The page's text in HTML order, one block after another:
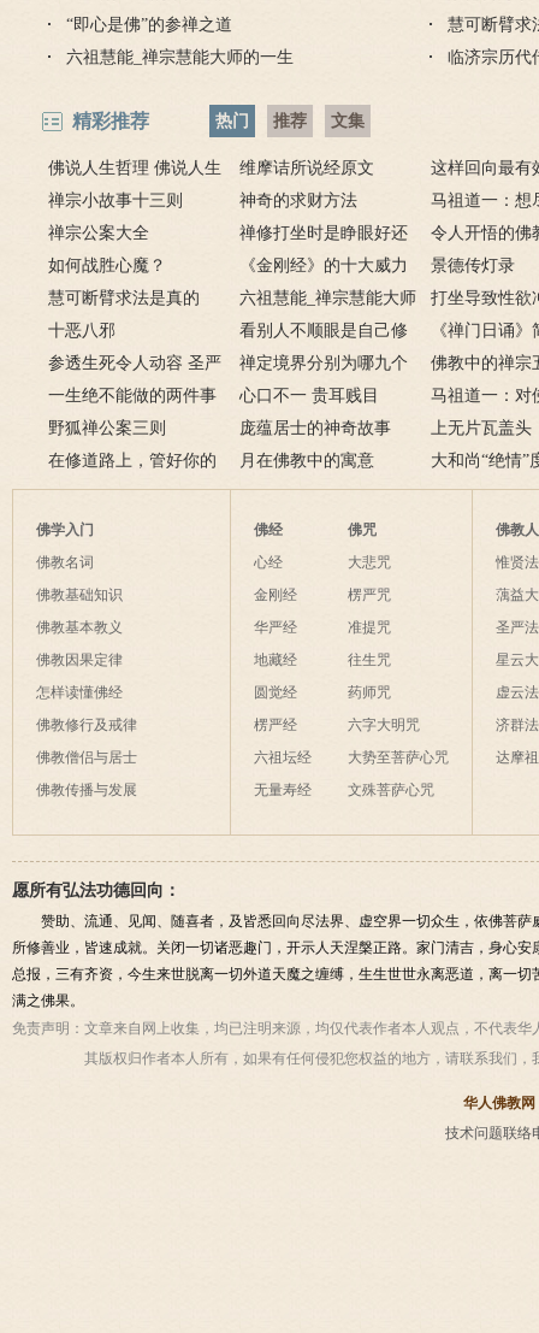
“即心是佛”的参禅之道
慧可断臂求
六祖慧能_禅宗慧能大师的一生
临济宗历代
精彩推荐 热门 推荐 文集
佛说人生哲理 佛说人生
感悟的句子
维摩诘所说经原文
这样回向最有
禅宗小故事十三则
神奇的求财方法
马祖道一：想
弟子开悟
禅宗公案大全
禅修打坐时是睁眼好还
是闭眼好？
令人开悟的佛
百首！
如何战胜心魔？ 《金刚经》的十大威力
景德传灯录
慧可断臂求法是真的
吗？二祖断臂求法的故
事
六祖慧能_禅宗慧能大师
的一生
打坐导致性欲
么办
十恶八邪
看别人不顺眼是自己修
养不够
《禅门日诵》
参透生死令人动容 圣严
法师圆寂前曾拒绝换
肾
禅定境界分别为哪九个
层次呢？
佛教中的禅宗
谁？禅宗五祖
绍
一生绝不能做的两件事 心口不一 贵耳贱目
马祖道一：对
也是菩萨境界
野狐禅公案三则 庞蕴居士的神奇故事
上无片瓦盖头
土立足
在修道路上，管好你的
这些动物和这条虫子
月在佛教中的寓意 大和尚“绝情”
佛学入门
佛教名词
佛教基础知识
佛教基本教义
佛教因果定律
怎样读懂佛经
佛教修行及戒律
佛教僧侣与居士
佛教传播与发展
佛经
心经
金刚经
华严经
地藏经
圆觉经
楞严经
六祖坛经
无量寿经
佛咒
大悲咒
楞严咒
准提咒
往生咒
药师咒
六字大明咒
大势至菩萨心咒
文殊菩萨心咒
佛教
惟贤
蕅益
圣严
星云
虚云
济群
达摩
愿所有弘法功德回向：
赞助、流通、见闻、随喜者，及皆悉回向尽法界、虚空界一切众生，依佛菩
所修善业，皆速成就。关闭一切诸恶趣门，开示人天涅槃正路。家门清吉，身心
总报，三有齐资，今生来世脱离一切外道天魔之缠缚，生生世世永离恶道，离一
满之佛果。
免责声明： 文章来自网上收集，均已注明来源，均仅代表作者本人观点，不代表
其版权归作者本人所有，如果有任何侵犯您权益的地方，请联系我们，
华人佛教网
技术问题联络